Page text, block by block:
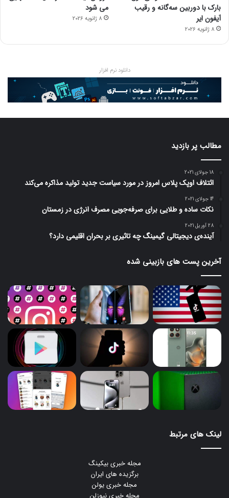
بارک با دوربین سه‌گانه و رقیب
آیفون ایر
8 ژانویه 2026
می شود
8 ژانویه 2026
دانلود نرم افزار
مطالب پر بازدید
18 جولای 2021
ائتلاف اوپک پلاس امروز در مورد سیاست جدید تولید مذاکره می‌کند
14 جولای 2021
نکات ساده و طلایی برای صرفه‌جویی مصرف انرژی در زمستان
28 آوریل 2021
آینده‌ی دیجیتالی گیمینگ چه تاثیری بر بحران اقلیمی دارد؟
آخرین پست های بازبینی شده
لینک های مرتبط
مجله خبری بیکینگ
برگزیده های ایران
مجله خبری یولن
مجله خبری نیوزلن